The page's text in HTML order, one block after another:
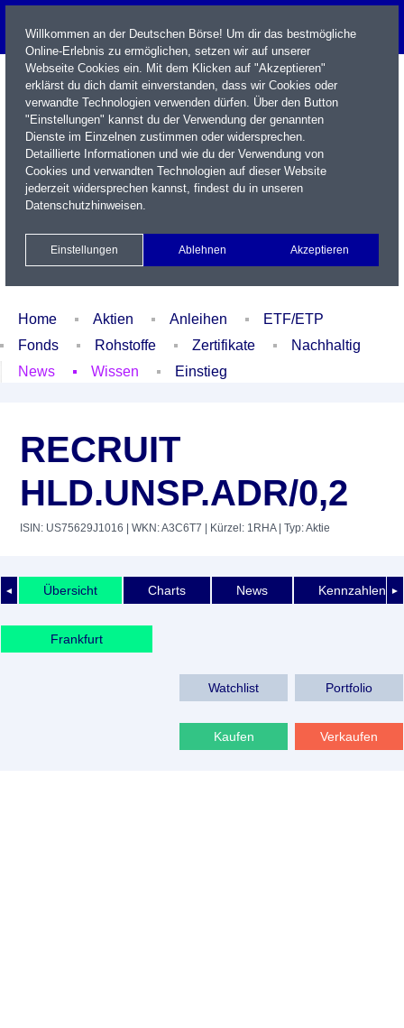
Name / WKN / ISIN / Kürzel
Xetra Realtime
Watchlist Portfolio Login
Home Aktien Anleihen
ETF/ETP
Fonds
Rohstoffe Zertifikate
Nachhaltig
News
Wissen Einstieg
RECRUIT
HLD.UNSP.ADR/0,2
ISIN: US75629J1016 | WKN: A3C6T7 | Kürzel: 1RHA| Typ: Aktie
◄ ►
Übersicht Charts News Kennzahlen
Frankfurt
Watchlist Portfolio
Kaufen Verkaufen
Willkommen an der Deutschen Börse! Um dir das bestmögliche
Online-Erlebnis zu ermöglichen, setzen wir auf unserer
Webseite Cookies ein. Mit dem Klicken auf "Akzeptieren"
erklärst du dich damit einverstanden, dass wir Cookies oder
verwandte Technologien verwenden dürfen. Über den Button
"Einstellungen" kannst du der Verwendung der genannten
Dienste im Einzelnen zustimmen oder widersprechen.
Detaillierte Informationen und wie du der Verwendung von
Cookies und verwandten Technologien auf dieser Website
jederzeit widersprechen kannst, findest du in unseren
Datenschutzhinweisen.
Einstellungen Ablehnen Akzeptieren